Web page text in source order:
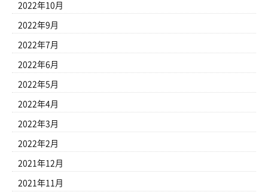
2022年10月
2022年9月
2022年7月
2022年6月
2022年5月
2022年4月
2022年3月
2022年2月
2021年12月
2021年11月